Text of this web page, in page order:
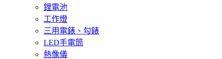
鋰電池
工作燈
三用電錶、勾錶
LED手電筒
熱像儀